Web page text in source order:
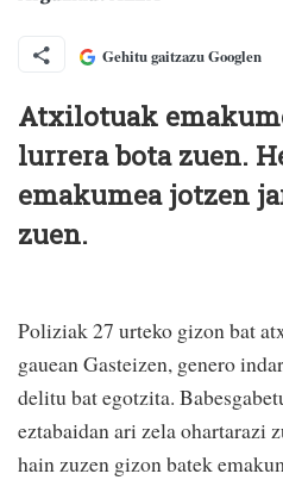
Gehitu gaitzazu Googlen
Atxilotuak
lurrera bota zuen.
emakumea jotzen
zuen.
Poliziak 27 urteko gizon bat
gauean Gasteizen, genero
delitu bat egotzita.
eztabaidan ari zela ohartarazi
hain zuzen gizon batek